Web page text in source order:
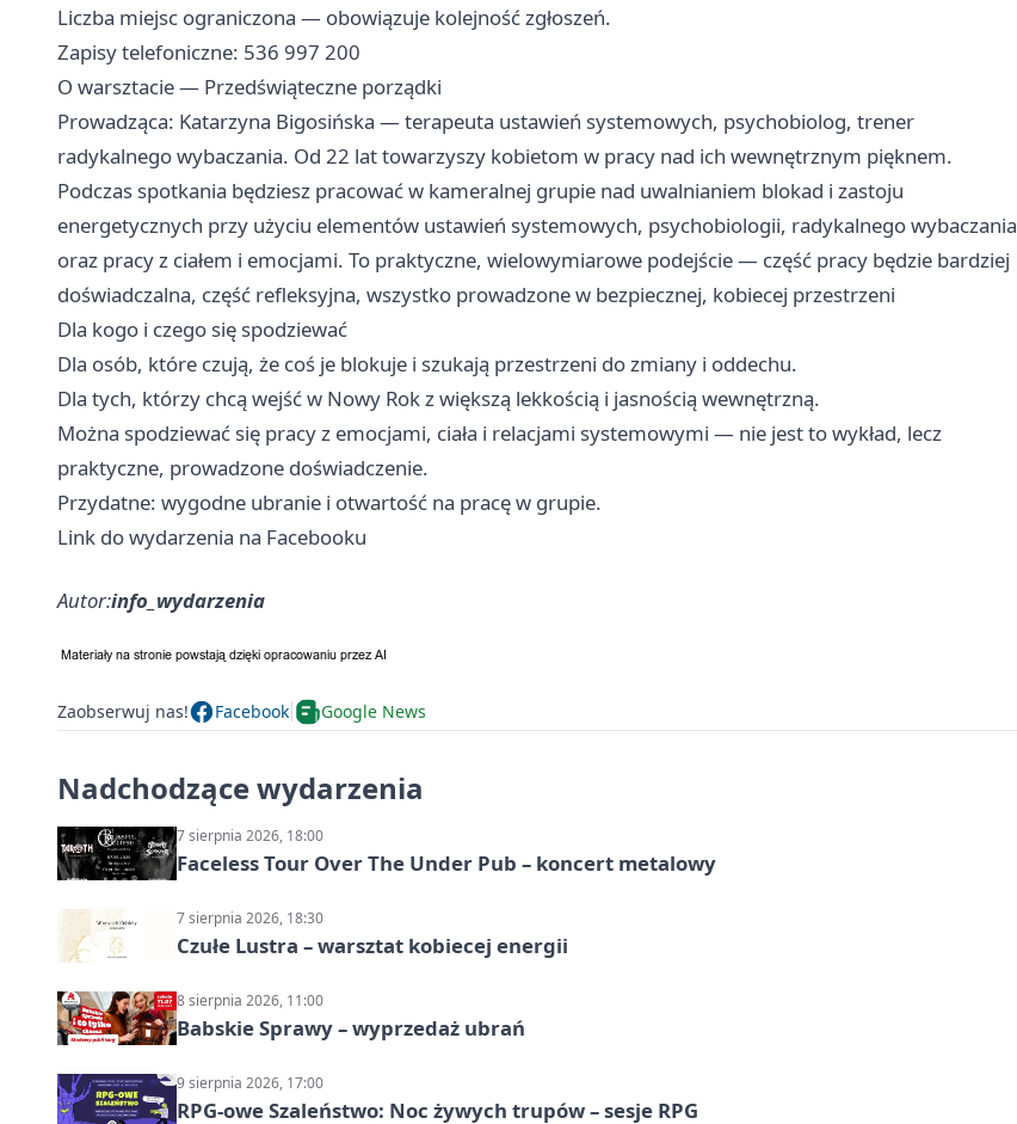
Liczba miejsc ograniczona — obowiązuje kolejność zgłoszeń.
Zapisy telefoniczne: 536 997 200
O warsztacie — Przedświąteczne porządki
Prowadząca: Katarzyna Bigosińska — terapeuta ustawień systemowych, psychobiolog, trener
radykalnego wybaczania. Od 22 lat towarzyszy kobietom w pracy nad ich wewnętrznym pięknem.
Podczas spotkania będziesz pracować w kameralnej grupie nad uwalnianiem blokad i zastoju
energetycznych przy użyciu elementów ustawień systemowych, psychobiologii, radykalnego wybaczania
oraz pracy z ciałem i emocjami. To praktyczne, wielowymiarowe podejście — część pracy będzie bardziej
doświadczalna, część refleksyjna, wszystko prowadzone w bezpiecznej, kobiecej przestrzeni
Dla kogo i czego się spodziewać
Dla osób, które czują, że coś je blokuje i szukają przestrzeni do zmiany i oddechu.
Dla tych, którzy chcą wejść w Nowy Rok z większą lekkością i jasnością wewnętrzną.
Można spodziewać się pracy z emocjami, ciała i relacjami systemowymi — nie jest to wykład, lecz
praktyczne, prowadzone doświadczenie. ‍
Przydatne: wygodne ubranie i otwartość na pracę w grupie.
Link do wydarzenia na Facebooku
Autor:info_wydarzenia
Zaobserwuj nas! Facebook Google News
Nadchodzące wydarzenia
7 sierpnia 2026, 18:00
Faceless Tour Over The Under Pub – koncert metalowy
7 sierpnia 2026, 18:30
Czułe Lustra – warsztat kobiecej energii
8 sierpnia 2026, 11:00
Babskie Sprawy – wyprzedaż ubrań
9 sierpnia 2026, 17:00
RPG-owe Szaleństwo: Noc żywych trupów – sesje RPG